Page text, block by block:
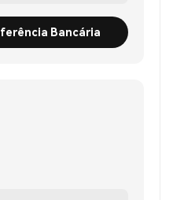
Bancária